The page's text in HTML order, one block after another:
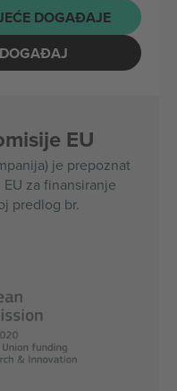
DOGAĐAJE
EU
je prepoznat
za finansiranje
predlog br.